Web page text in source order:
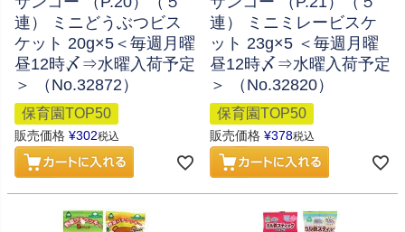
連） ミニどうぶつビス
ケット 20g×5＜毎週月曜
昼12時〆⇒水曜入荷予定
＞ （No.32872）
保育園TOP50
販売価格 ¥302税込
連） ミニミレービスケ
ット 23g×5 ＜毎週月曜
昼12時〆⇒水曜入荷予定
＞ （No.32820）
保育園TOP50
販売価格 ¥378税込